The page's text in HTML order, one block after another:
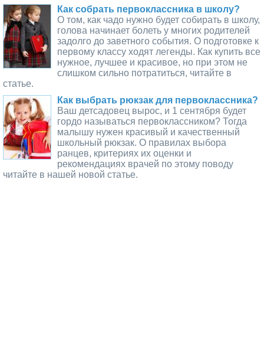
Как собрать первоклассника в школу?
О том, как чадо нужно будет собирать в школу,
голова начинает болеть у многих родителей
задолго до заветного события. О подготовке к
первому классу ходят легенды. Как купить все
нужное, лучшее и красивое, но при этом не
слишком сильно потратиться, читайте в
статье.
Как выбрать рюкзак для первоклассника?
Ваш детсадовец вырос, и 1 сентября будет
гордо называться первоклассником? Тогда
малышу нужен красивый и качественный
школьный рюкзак. О правилах выбора
ранцев, критериях их оценки и
рекомендациях врачей по этому поводу
читайте в нашей новой статье.